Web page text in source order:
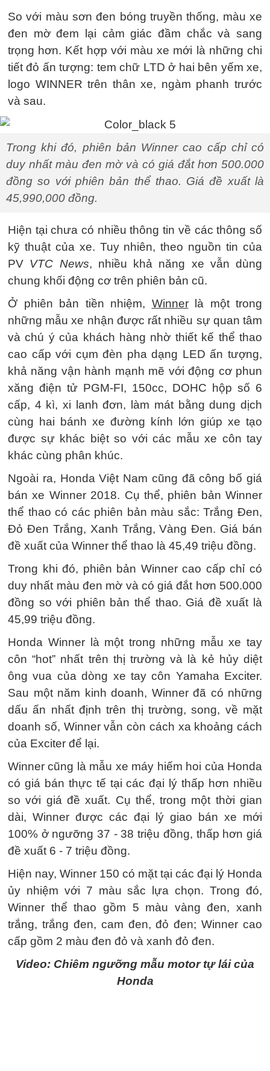
So với màu sơn đen bóng truyền thống, màu xe
đen mờ đem lại cảm giác đầm chắc và sang
trọng hơn. Kết hợp với màu xe mới là những chi
tiết đỏ ấn tượng: tem chữ LTD ở hai bên yếm xe,
logo WINNER trên thân xe, ngàm phanh trước
và sau.
Trong khi đó, phiên bản Winner cao cấp chỉ có
duy nhất màu đen mờ và có giá đắt hơn 500.000
đồng so với phiên bản thể thao. Giá đề xuất là
45,990,000 đồng.
Hiện tại chưa có nhiều thông tin về các thông số
kỹ thuật của xe. Tuy nhiên, theo nguồn tin của
PV VTC News, nhiều khả năng xe vẫn dùng
chung khối động cơ trên phiên bản cũ.
Ở phiên bản tiền nhiệm, Winnerlà một trong
những mẫu xe nhận được rất nhiều sự quan tâm
và chú ý của khách hàng nhờ thiết kế thể thao
cao cấp với cụm đèn pha dạng LED ấn tượng,
khả năng vận hành mạnh mẽ với động cơ phun
xăng điện tử PGM-FI, 150cc, DOHC hộp số 6
cấp, 4 kì, xi lanh đơn, làm mát bằng dung dịch
cùng hai bánh xe đường kính lớn giúp xe tạo
được sự khác biệt so với các mẫu xe côn tay
khác cùng phân khúc.
Ngoài ra, Honda Việt Nam cũng đã công bố giá
bán xe Winner 2018. Cụ thể, phiên bản Winner
thể thao có các phiên bản màu sắc: Trắng Đen,
Đỏ Đen Trắng, Xanh Trắng, Vàng Đen. Giá bán
đề xuất của Winner thể thao là 45,49 triệu đồng.
Trong khi đó, phiên bản Winner cao cấp chỉ có
duy nhất màu đen mờ và có giá đắt hơn 500.000
đồng so với phiên bản thể thao. Giá đề xuất là
45,99 triệu đồng.
Honda Winner là một trong những mẫu xe tay
côn “hot” nhất trên thị trường và là kẻ hủy diệt
ông vua của dòng xe tay côn Yamaha Exciter.
Sau một năm kinh doanh, Winner đã có những
dấu ấn nhất định trên thị trường, song, về mặt
doanh số, Winner vẫn còn cách xa khoảng cách
của Exciter để lại.
Winner cũng là mẫu xe máy hiếm hoi của Honda
có giá bán thực tế tại các đại lý thấp hơn nhiều
so với giá đề xuất. Cụ thể, trong một thời gian
dài, Winner được các đại lý giao bán xe mới
100% ở ngưỡng 37 - 38 triệu đồng, thấp hơn giá
đề xuất 6 - 7 triệu đồng.
Hiện nay, Winner 150 có mặt tại các đại lý Honda
ủy nhiệm với 7 màu sắc lựa chọn. Trong đó,
Winner thể thao gồm 5 màu vàng đen, xanh
trắng, trắng đen, cam đen, đỏ đen; Winner cao
cấp gồm 2 màu đen đỏ và xanh đỏ đen.
Video: Chiêm ngưỡng mẫu motor tự lái của
Honda